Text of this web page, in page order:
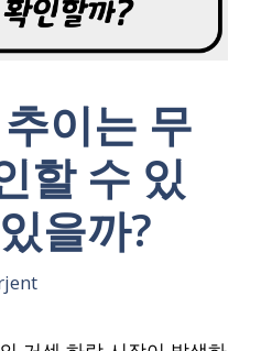
추이는 무
할 수 있
을까?